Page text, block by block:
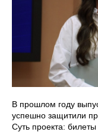
В прошлом году
успешно защитили
Суть проекта: